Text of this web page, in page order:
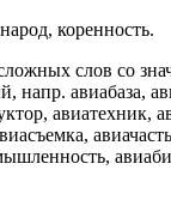
коренность.
слов со
напр. авиабаза,
авиатехник,